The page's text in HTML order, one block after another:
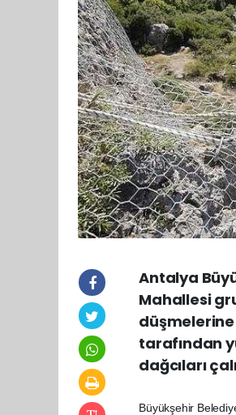
Antalya
Mahallesi
düşmelerine
tarafından
dağcıları
Büyükşehir